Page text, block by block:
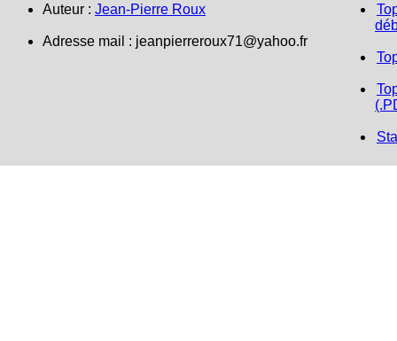
Auteur : Jean-Pierre Roux
Adresse mail : jeanpierreroux71@yahoo.fr